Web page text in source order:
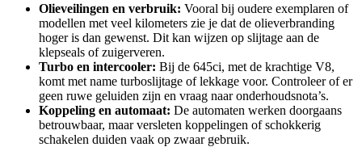
Olieveilingen en verbruik: Vooral bij oudere exemplaren of
modellen met veel kilometers zie je dat de olieverbranding
hoger is dan gewenst. Dit kan wijzen op slijtage aan de
klepseals of zuigerveren.
Turbo en intercooler: Bij de 645ci, met de krachtige V8,
komt met name turboslijtage of lekkage voor. Controleer of er
geen ruwe geluiden zijn en vraag naar onderhoudsnota’s.
Koppeling en automaat: De automaten werken doorgaans
betrouwbaar, maar versleten koppelingen of schokkerig
schakelen duiden vaak op zwaar gebruik.